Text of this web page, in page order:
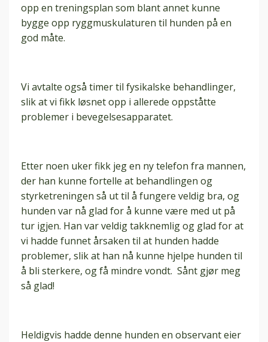
opp en treningsplan som blant annet kunne
bygge opp ryggmuskulaturen til hunden på en
god måte.
Vi avtalte også timer til fysikalske behandlinger,
slik at vi fikk løsnet opp i allerede oppståtte
problemer i bevegelsesapparatet.
Etter noen uker fikk jeg en ny telefon fra mannen,
der han kunne fortelle at behandlingen og
styrketreningen så ut til å fungere veldig bra, og
hunden var nå glad for å kunne være med ut på
tur igjen. Han var veldig takknemlig og glad for at
vi hadde funnet årsaken til at hunden hadde
problemer, slik at han nå kunne hjelpe hunden til
å bli sterkere, og få mindre vondt. Sånt gjør meg
så glad!
Heldigvis hadde denne hunden en observant eier